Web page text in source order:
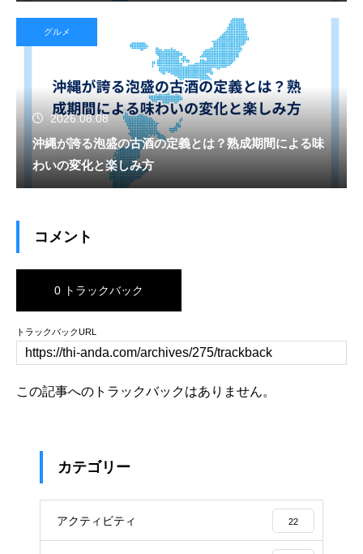
グルメ
2026.08.08
沖縄が誇る泡盛の古酒の定義とは？熟成期間による味
わいの変化と楽しみ方
コメント
0 トラックバック
トラックバックURL
この記事へのトラックバックはありません。
カテゴリー
アクティビティ 22